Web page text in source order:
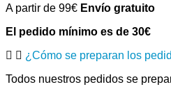
A partir de 99€ Envío gratuito
El pedido mínimo es de 30€
¿Cómo se preparan los
Todos nuestros pedidos se